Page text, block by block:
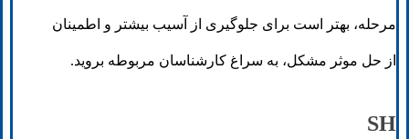
مرحله، بهتر است برای جلوگیری از آسیب بیشتر و اطمینان
از حل موثر مشکل، به سراغ کارشناسان مربوطه بروید.
SH